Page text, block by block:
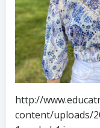
http://
content/uploads/